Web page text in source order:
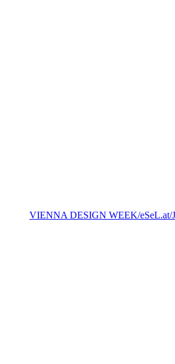
VIENNA DESIGN WEEK/eSeL.at/